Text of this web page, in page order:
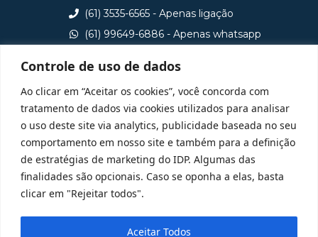
Controle de uso de dados
Ao clicar em “Aceitar os cookies”, você concorda com
tratamento de dados via cookies utilizados para analisar
o uso deste site via analytics, publicidade baseada no seu
comportamento em nosso site e também para a definição
de estratégias de marketing do IDP. Algumas das
finalidades são opcionais. Caso se oponha a elas, basta
clicar em "Rejeitar todos".
Aceitar Todos
(61) 3535-6565 - Apenas ligação
(61) 99649-6886 - Apenas whatsapp
Consulte aqui o cadastro da Instituição no Sistema e-
MEC